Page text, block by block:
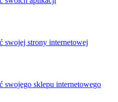
swojej strony internetowej
swojego sklepu internetowego